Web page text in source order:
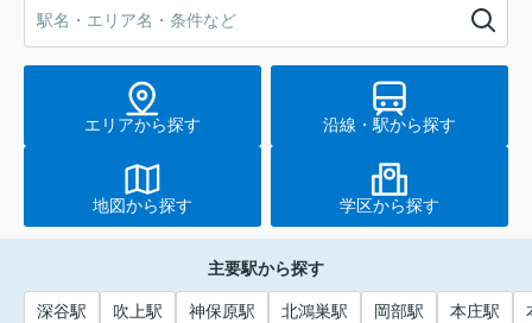
エリアから探す 沿線・駅から探す
地図から探す 学区から探す
主要駅から探す
深谷駅 吹上駅 神保原駅 北鴻巣駅 岡部駅 本庄駅